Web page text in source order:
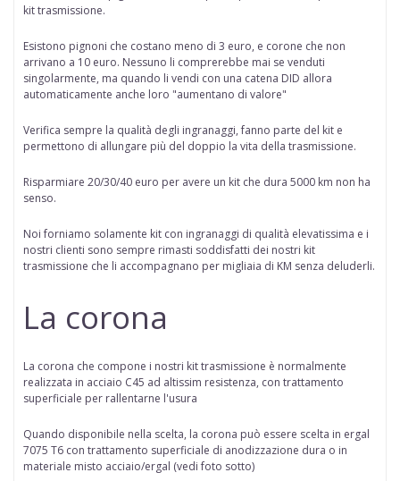
kit trasmissione.
Esistono pignoni che costano meno di 3 euro, e corone che non
arrivano a 10 euro. Nessuno li comprerebbe mai se venduti
singolarmente, ma quando li vendi con una catena DID allora
automaticamente anche loro "aumentano di valore"
Verifica sempre la qualità degli ingranaggi, fanno parte del kit e
permettono di allungare più del doppio la vita della trasmissione.
Risparmiare 20/30/40 euro per avere un kit che dura 5000 km non ha
senso.
Noi forniamo solamente kit con ingranaggi di qualità elevatissima e i
nostri clienti sono sempre rimasti soddisfatti dei nostri kit
trasmissione che li accompagnano per migliaia di KM senza deluderli.
La corona
La corona che compone i nostri kit trasmissione è normalmente
realizzata in acciaio C45 ad altissim resistenza, con trattamento
superficiale per rallentarne l'usura
Quando disponibile nella scelta, la corona può essere scelta in ergal
7075 T6 con trattamento superficiale di anodizzazione dura o in
materiale misto acciaio/ergal (vedi foto sotto)